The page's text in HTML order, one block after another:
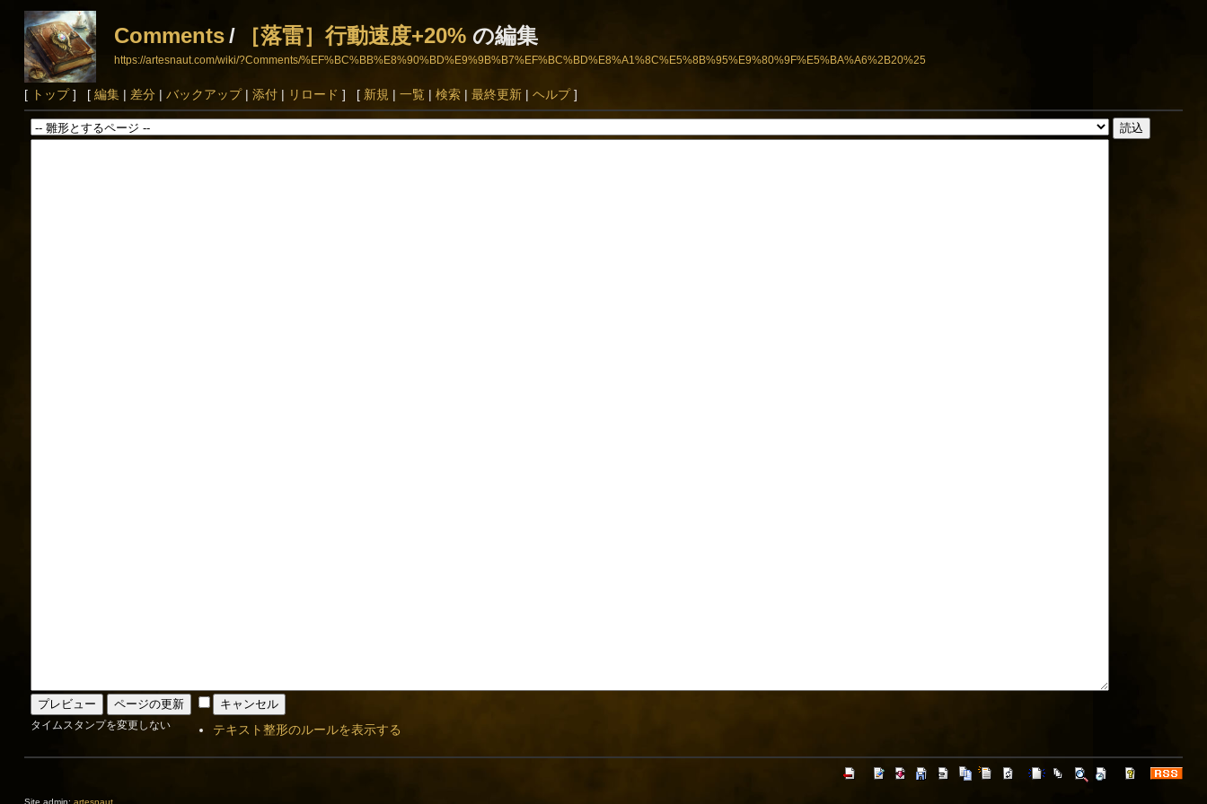
Comments/ ［落雷］行動速度+20% の編集
https://artesnaut.com/wiki/?Comments/%EF%BC%BB%E8%90%BD%E9%9B%B7%EF%BC%BD%E8%A1%8C%E5%8B%95%E9%80%9F%E5%BA%A6%2B20%25
[ トップ] [ 編集| 差分| バックアップ| 添付| リロード ] [ 新規 | 一覧| 検索| 最終更新| ヘルプ]
タイムスタンプを変更しない テキスト整形のルールを表示する
Site admin: artesnaut